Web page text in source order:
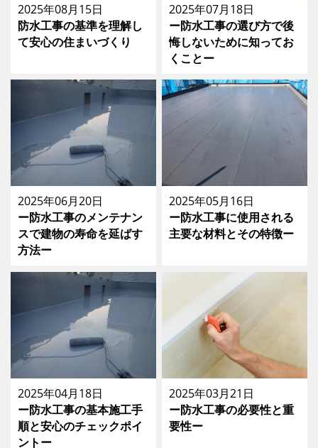
2025年08月15日
防水工事の基準を理解し
て安心の住まいづくり
2025年07月18日
ー防水工事の選び方で後
悔しないために知ってお
くことー
2025年06月20日
ー防水工事のメンテナン
スで建物の寿命を延ばす
方法ー
2025年05月16日
ー防水工事に使用される
主要な材料とその特徴ー
2025年04月18日
ー防水工事の基本施工手
順と安心のチェックポイ
ントー
2025年03月21日
ー防水工事の必要性と重
要性ー